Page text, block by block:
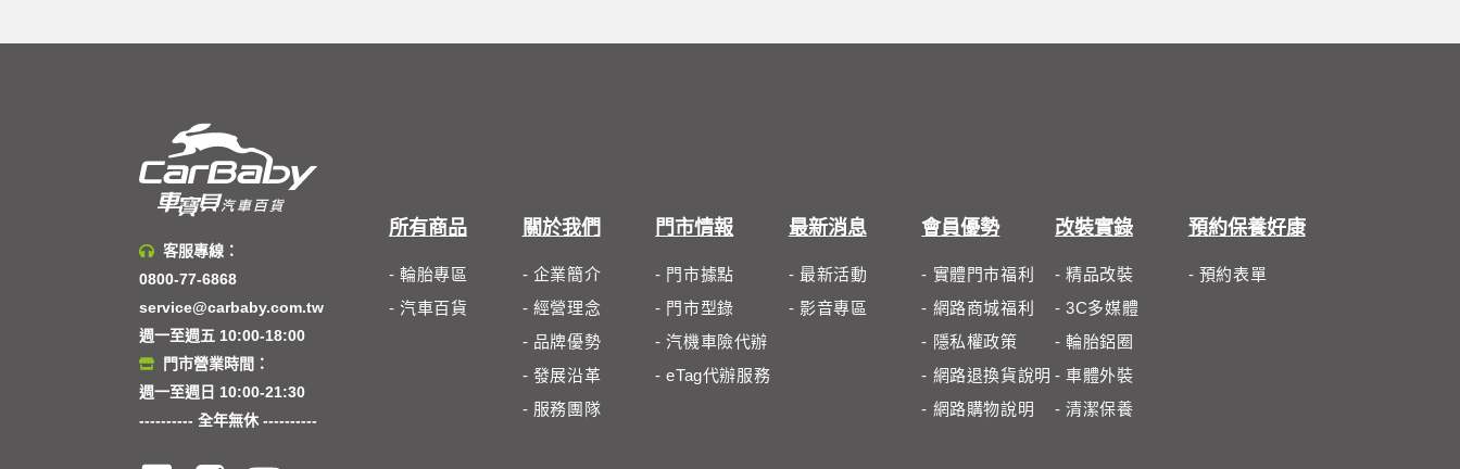
客服專線：
0800-77-6868
service@carbaby.com.tw
週一至週五 10:00-18:00
門市營業時間：
週一至週日 10:00-21:30
---------- 全年無休 ----------
所有商品
- 輪胎專區
- 汽車百貨
關於我們
- 企業簡介
- 經營理念
- 品牌優勢
- 發展沿革
- 服務團隊
門市情報
- 門市據點
- 門市型錄
- 汽機車險代辦
- eTag代辦服務
最新消息
- 最新活動
- 影音專區
會員優勢
- 實體門市福利
- 網路商城福利
- 隱私權政策
- 網路退換貨說明
- 網路購物說明
改裝實錄
- 精品改裝
- 3C多媒體
- 輪胎鋁圈
- 車體外裝
- 清潔保養
預約保養好康
- 預約表單